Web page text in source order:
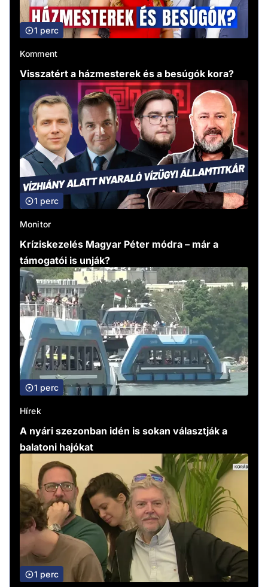
1 perc
Komment
Visszatért a házmesterek és a besúgók kora?
1 perc
Monitor
Kríziskezelés Magyar Péter módra – már a
támogatói is unják?
1 perc
Hírek
A nyári szezonban idén is sokan választják a
balatoni hajókat
1 perc